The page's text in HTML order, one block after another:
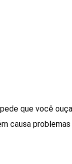
que você
causa